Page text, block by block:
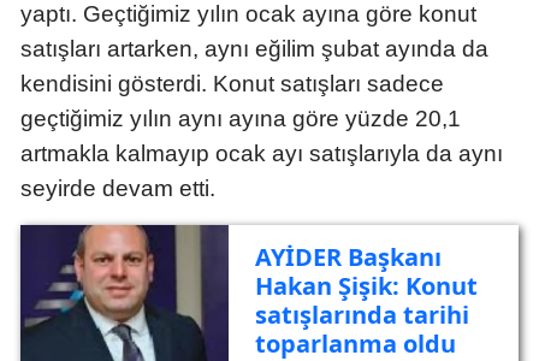
yaptı. Geçtiğimiz yılın ocak ayına göre konut
satışları artarken, aynı eğilim şubat ayında da
kendisini gösterdi. Konut satışları sadece
geçtiğimiz yılın aynı ayına göre yüzde 20,1
artmakla kalmayıp ocak ayı satışlarıyla da aynı
seyirde devam etti.
AYİDER Başkanı
Hakan Şişik: Konut
satışlarında tarihi
toparlanma oldu